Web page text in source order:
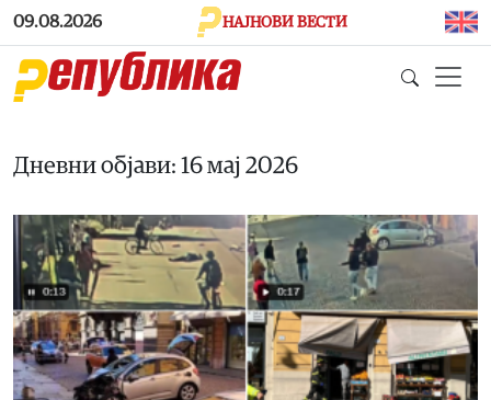
Skip to main content
09.08.2026 НАЈНОВИ ВЕСТИ
Дневни објави: 16 мај 2026